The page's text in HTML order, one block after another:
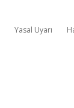
Yasal Uyarı